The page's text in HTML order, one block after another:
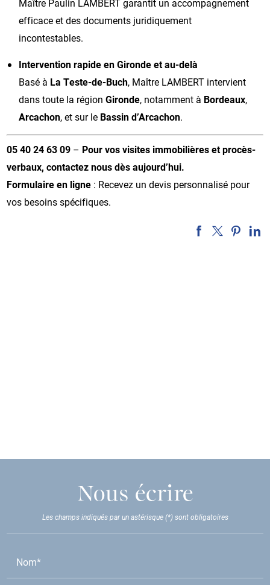
Maître Paulin LAMBERT garantit un accompagnement
efficace et des documents juridiquement
incontestables.
Intervention rapide en Gironde et au-delà
Basé à La Teste-de-Buch, Maître LAMBERT intervient
dans toute la régionGironde, notamment à Bordeaux,
Arcachon, et sur le Bassin d’Arcachon.
05 40 24 63 09 – Pour vos visites immobilières et procès-
verbaux, contactez nous dès aujourd’hui.
Formulaire en ligne : Recevez un devis personnalisé pour
vos besoins spécifiques.
Nous écrire
Les champs indiqués par un astérisque (*) sont obligatoires
Nom*